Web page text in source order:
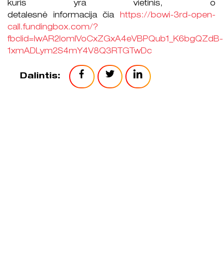
kuris yra vietinis, o
detalesnė informacija čia https://bowi-3rd-open-
call.fundingbox.com/?
fbclid=IwAR2IomlVoCxZGxA4eVBPQub1_K6bgQZdB-
1xmADLym2S4mY4V8Q3RTGTwDc
Dalintis: